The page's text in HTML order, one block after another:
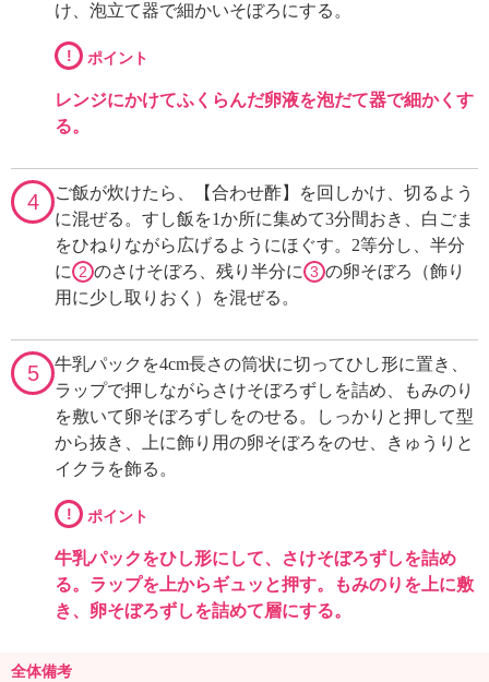
け、泡立て器で細かいそぼろにする。
! ポイント
レンジにかけてふくらんだ卵液を泡だて器で細かくす
る。
4
ご飯が炊けたら、【合わせ酢】を回しかけ、切るよう
に混ぜる。すし飯を1か所に集めて3分間おき、白ごま
をひねりながら広げるようにほぐす。2等分し、半分
に 2 のさけそぼろ、残り半分に 3 の卵そぼろ（飾り
用に少し取りおく）を混ぜる。
5
牛乳パックを4cm長さの筒状に切ってひし形に置き、
ラップで押しながらさけそぼろずしを詰め、もみのり
を敷いて卵そぼろずしをのせる。しっかりと押して型
から抜き、上に飾り用の卵そぼろをのせ、きゅうりと
イクラを飾る。
! ポイント
牛乳パックをひし形にして、さけそぼろずしを詰め
る。ラップを上からギュッと押す。もみのりを上に敷
き、卵そぼろずしを詰めて層にする。
全体備考